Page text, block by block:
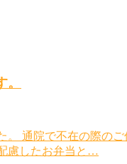
。 通院で不在の際の
慮したお弁当と…